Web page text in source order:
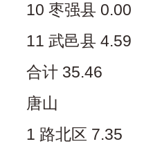
10 枣强县 0.00
11 武邑县 4.59
合计 35.46
唐山
1 路北区 7.35